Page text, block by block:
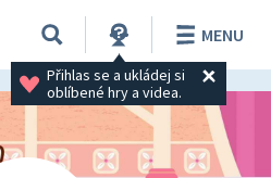
Přihlas se a ukládej si
oblíbené hry a videa.
MENU